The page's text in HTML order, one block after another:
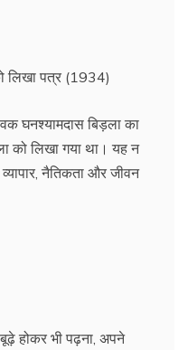
लिखा पत्र (1934)
घनश्यामदास बिड़ला का
को लिखा गया था। यह न
नैतिकता और जीवन
होकर भी पढ़ना, अपने